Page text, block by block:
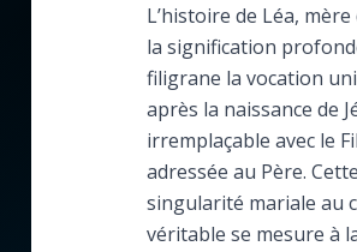
Les premiers samedis
Marie qui défait les
Contact
Faire
Marie
L’histoire de Léa,
la signification
filigrane la vocation
après la naissance de
irremplaçable avec le
adressée au Père.
singularité mariale au
véritable se mesure à